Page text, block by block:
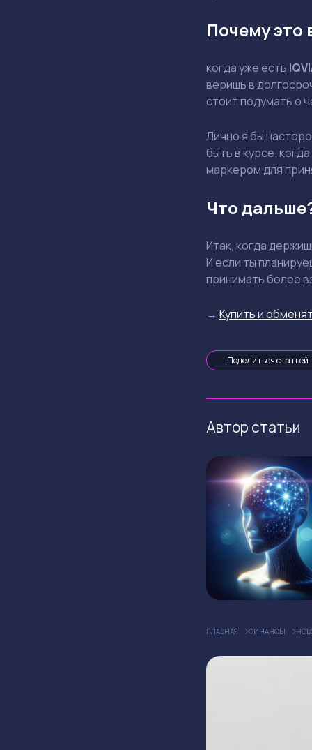
Почему это
когда уже есть
веришь в
стоит подумать о
Лично я бы
быть в курсе.
маркером для
Что
Итак, когда
И если ты
принимать более
→ Купить и
Поделиться статьей
Автор статьи
ГЛАВНАЯ ФИНАНСЫ